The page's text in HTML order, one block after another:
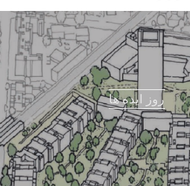
روز ایده ها